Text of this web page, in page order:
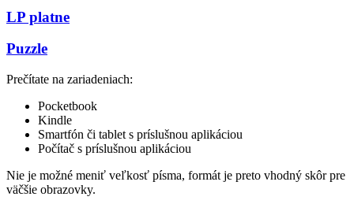
LP platne
Puzzle
Prečítate na zariadeniach:
Pocketbook
Kindle
Smartfón či tablet s príslušnou aplikáciou
Počítač s príslušnou aplikáciou
Nie je možné meniť veľkosť písma, formát je preto vhodný skôr pre
väčšie obrazovky.